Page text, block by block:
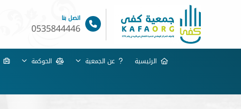
اتصل بنا
0535844446
الرئيسية عن الجمعية الحوكمة